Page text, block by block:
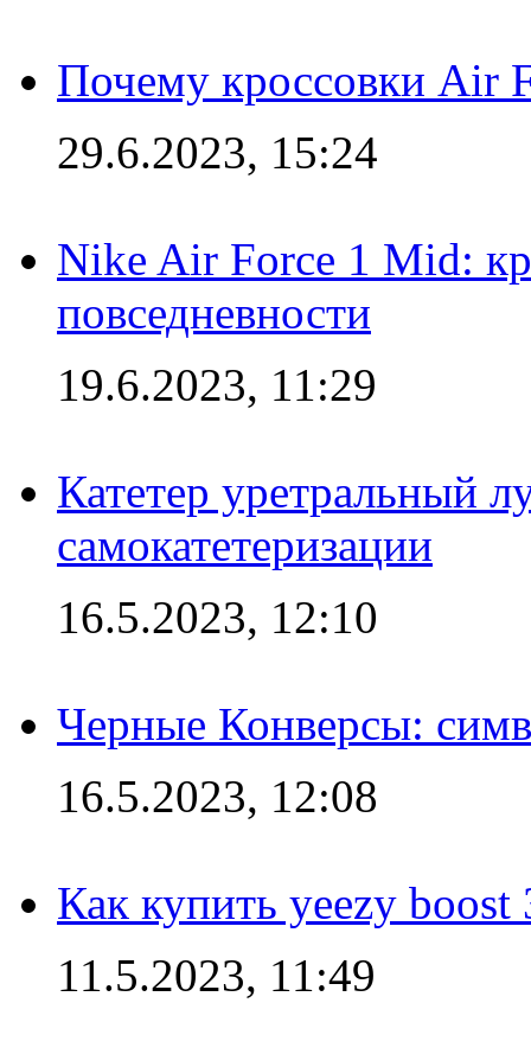
Почему кроссовки Air
29.6.2023, 15:24
Nike Air Force 1 Mid:
повседневности
19.6.2023, 11:29
Катетер уретральный
самокатетеризации
16.5.2023, 12:10
Черные Конверсы:
16.5.2023, 12:08
Как купить yeezy boost
11.5.2023, 11:49